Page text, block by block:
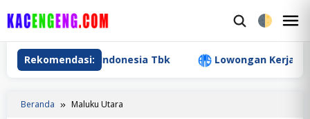
Rekomendasi:
Resources Indonesia Tbk Lowongan Kerja PT
Beranda Maluku Utara